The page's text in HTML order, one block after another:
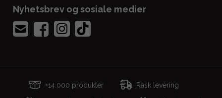
Nyhetsbrev og sosiale medier
+14.000 produkter Rask levering